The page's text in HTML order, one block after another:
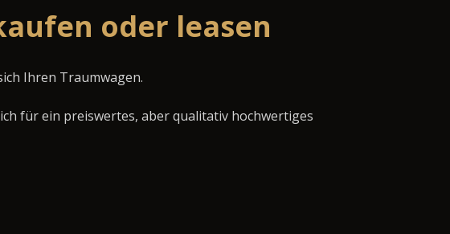
oder leasen
Ihren Traumwagen.
für ein preiswertes, aber qualitativ hochwertiges